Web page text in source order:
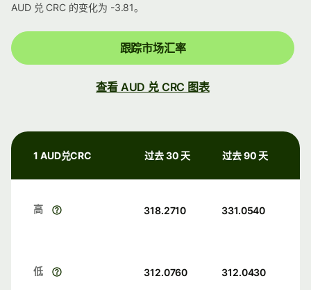
AUD 兑 CRC 的变化为 -3.81。
跟踪市场汇率
查看 AUD 兑 CRC 图表
1 AUD兑CRC 过去 30 天 过去 90 天
高 318.2710 331.0540
低 312.0760 312.0430